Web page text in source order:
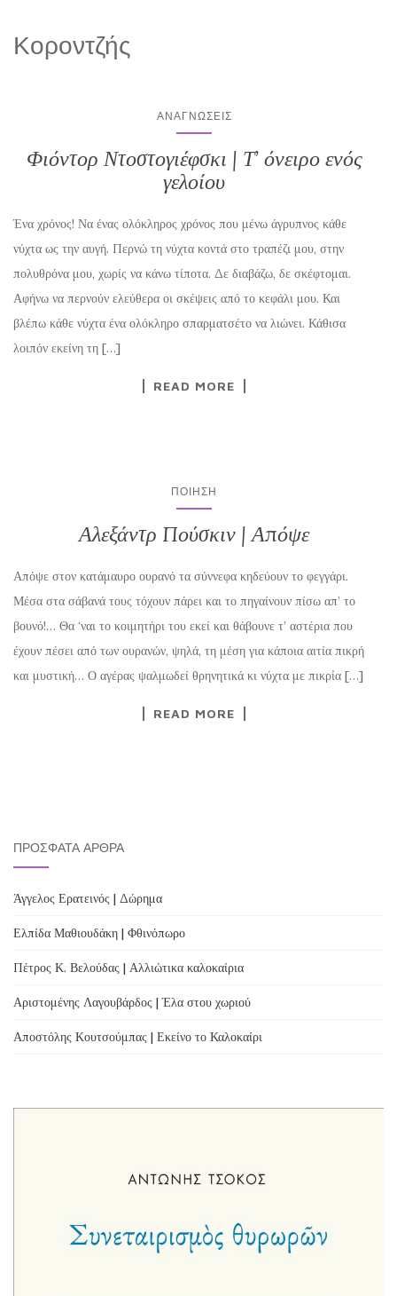
Κοροντζής
ΑΝΑΓΝΏΣΕΙΣ
Φιόντορ Ντοστογιέφσκι | Τ’ όνειρο ενός
γελοίου
Ένα χρόνος! Να ένας ολόκληρος χρόνος που μένω άγρυπνος κάθε
νύχτα ως την αυγή. Περνώ τη νύχτα κοντά στο τραπέζι μου, στην
πολυθρόνα μου, χωρίς να κάνω τίποτα. Δε διαβάζω, δε σκέφτομαι.
Αφήνω να περνούν ελεύθερα οι σκέψεις από το κεφάλι μου. Και
βλέπω κάθε νύχτα ένα ολόκληρο σπαρματσέτο να λιώνει. Κάθισα
λοιπόν εκείνη τη […]
READ MORE
ΠΟΊΗΣΗ
Αλεξάντρ Πούσκιν | Απόψε
Απόψε στον κατάμαυρο ουρανό τα σύννεφα κηδεύουν το φεγγάρι.
Μέσα στα σάβανά τους τόχουν πάρει και το πηγαίνουν πίσω απ’ το
βουνό!… Θα ‘ναι το κοιμητήρι του εκεί και θάβουνε τ’ αστέρια που
έχουν πέσει από των ουρανών, ψηλά, τη μέση για κάποια αιτία πικρή
και μυστική… Ο αγέρας ψαλμωδεί θρηνητικά κι νύχτα με πικρἰα […]
READ MORE
ΠΡΌΣΦΑΤΑ ΆΡΘΡΑ
Άγγελος Ερατεινός | Δώρημα
Ελπίδα Μαθιουδάκη | Φθινόπωρο
Πέτρος Κ. Βελούδας | Αλλιώτικα καλοκαίρια
Αριστομένης Λαγουβάρδος | Έλα στου χωριού
Αποστόλης Κουτσούμπας | Εκείνο το Καλοκαίρι